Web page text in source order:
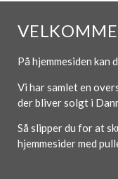
På hjemmesiden
Vi har samlet en
der bliver solgt i
Så slipper du for at
hjemmesider med